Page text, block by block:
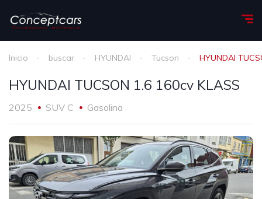
Inicio buscar HYUNDAI Tucson HYUNDAI
HYUNDAI TUCSON 1.6 160cv KLASS
2025 SUV C Gasolina